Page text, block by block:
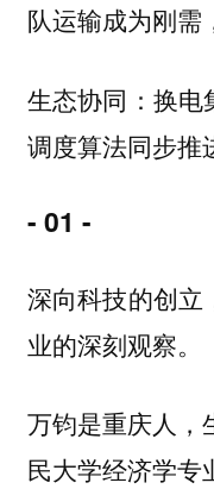
队运输成为刚需
生态协同：换电
调度算法同步推
- 01 -
深向科技的创立
业的深刻观察。
万钧是重庆人，
民大学经济学专